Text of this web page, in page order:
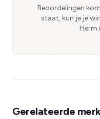
Beoordelingen
staat, kun je je
Gerelateerde